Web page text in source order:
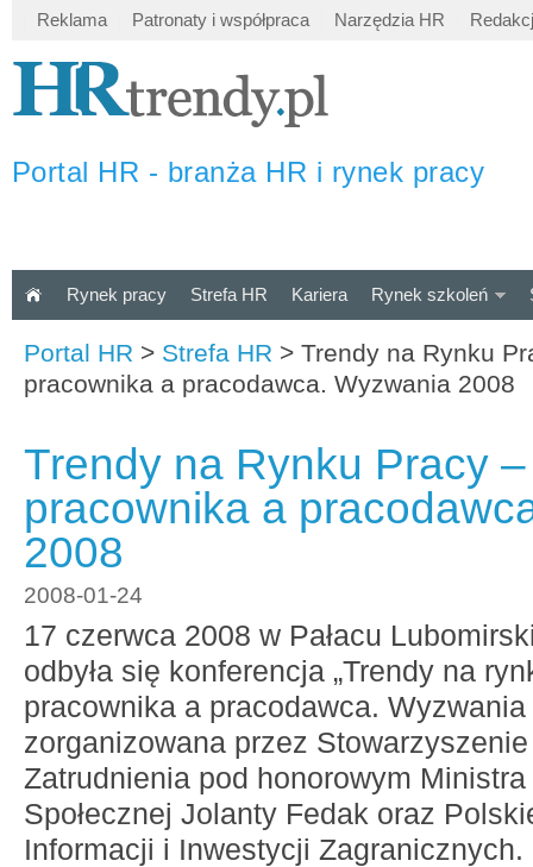
Reklama Patronaty i współpraca Narzędzia HR
Portal HR - branża HR i rynek pracy
Rynek pracy Strefa HR Kariera Rynek szkoleń
Portal HR > Strefa HR > Trendy na Rynku
pracownika a pracodawca. Wyzwania 2008
Trendy na Rynku Pracy
pracownika a
2008
2008-01-24
17 czerwca 2008 w Pałacu
odbyła się konferencja „Trendy na
pracownika a pracodawca. Wyzwania
zorganizowana przez
Zatrudnienia pod honorowym
Społecznej Jolanty Fedak oraz
Informacji i Inwestycji Zagranicznych.